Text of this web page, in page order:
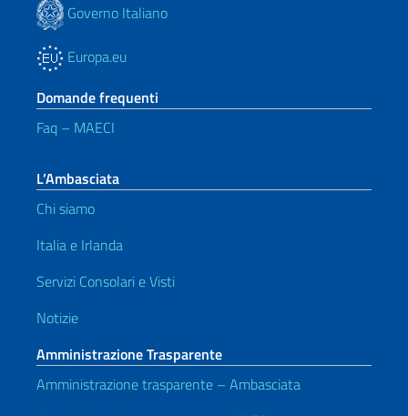
Governo Italiano
Europa.eu
Domande frequenti
Faq – MAECI
L’Ambasciata
Chi siamo
Italia e Irlanda
Servizi Consolari e Visti
Notizie
Amministrazione Trasparente
Amministrazione trasparente – Ambasciata